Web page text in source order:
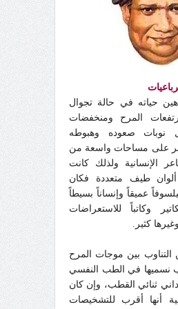
حياته في حالة تجوال
المرح ومنخفضات
نوبات صعوده وهبوطه
على مساحات واسعة من
الإنسانية ولذلك كانت
طيف متعددة فكان
عميقاً وإنساناً بسيطاً
وكاتباً للاستعراضات
وغيرها كثير.
التناوب بين موجات المرح
نسميها في الطب النفسي
ثنائي القطب، وإن كان
أنها أقرب للتشخيصات